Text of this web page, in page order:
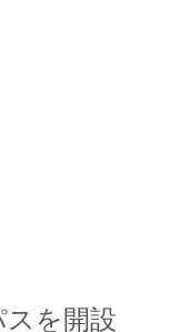
スを開設